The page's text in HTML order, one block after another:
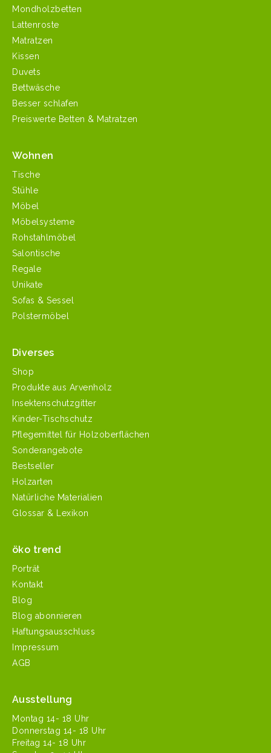
Mondholzbetten
Lattenroste
Matratzen
Kissen
Duvets
Bettwäsche
Besser schlafen
Preiswerte Betten & Matratzen
Wohnen
Tische
Stühle
Möbel
Möbelsysteme
Rohstahlmöbel
Salontische
Regale
Unikate
Sofas & Sessel
Polstermöbel
Diverses
Shop
Produkte aus Arvenholz
Insektenschutzgitter
Kinder-Tischschutz
Pflegemittel für Holzoberflächen
Sonderangebote
Bestseller
Holzarten
Natürliche Materialien
Glossar & Lexikon
öko trend
Porträt
Kontakt
Blog
Blog abonnieren
Haftungsausschluss
Impressum
AGB
Ausstellung
Mon­tag 14- 18 Uhr
Don­ner­stag 14- 18 Uhr
Fre­itag 14- 18 Uhr